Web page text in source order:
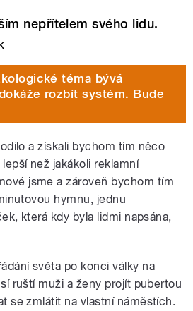
nepřítelem svého lidu.
téma bývá
rozbít systém. Bude
a získali bychom tím něco
než jakákoli reklamní
jsme a zároveň bychom tím
hymnu, jednu
která kdy byla lidmi napsána,
světa po konci války na
ruští muži a ženy projít pubertou
se zmlátit na vlastní náměstích.